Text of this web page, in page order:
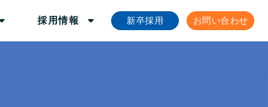
お問い合わせ
新卒採用
採用情報